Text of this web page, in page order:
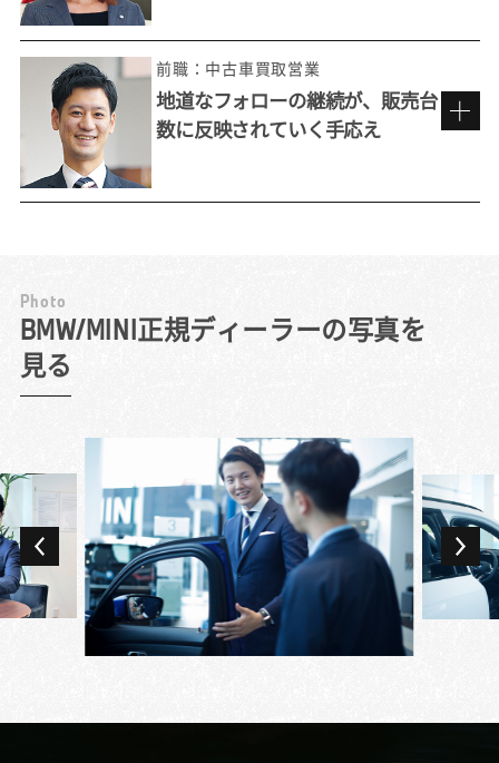
『いつかこんな車に乗りたい』と自分が思え
る車を売りたいと考えて選んだのが、BMW正
その独特の「乗り味」。お客様には積極的に
試乗を勧め、ハンドル操作の応答性や安定感
ある走りを体感していただきます。同乗した
車内は貴重な営業の場でもあり、限られた空
間だからこそ打ち解けて話し、ニーズを深堀
りできることも。ドイツ車、ディーゼルエン
ジン、スポーツタイプなどお客様のこだわり
ごとに多様な競合ブランドがある中で、最終
的にBMWを選んでいただけたときの歓びは大
来店しやすい雰囲気づくりを心がけて。
新人の頃はお客様のご来店があると緊張し
て、こわばった状態で接客していましたが、
それではいつまで経っても関係性が築けない
ことに気づきました。今はフランクに、お客
様が乗られているクルマの気に入っている点
などをお伺いし、話しやすい雰囲気をつくる
前職：中古車買取営業
地道なフォローの継続が、販売台
数に反映されていく手応え
工夫を重ね、お客様との接点を増やす
で販売活動を始め、2年を経て正式に転籍とな
Photo
BMW/MINI正規ディーラーの写真を
見る